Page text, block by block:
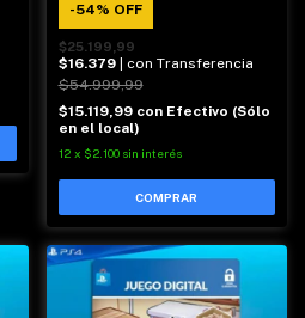
-54% OFF
$25.199,99
$16.379
| con Transferencia
$54.999,99
$15.119,99 con Efectivo (Sólo
en el local)
12 x $2.100 sin interés